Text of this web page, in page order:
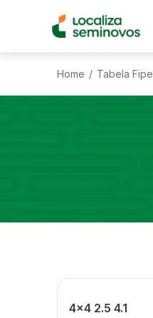
Home / Tabela Fipe
4x4 2.5 4.1